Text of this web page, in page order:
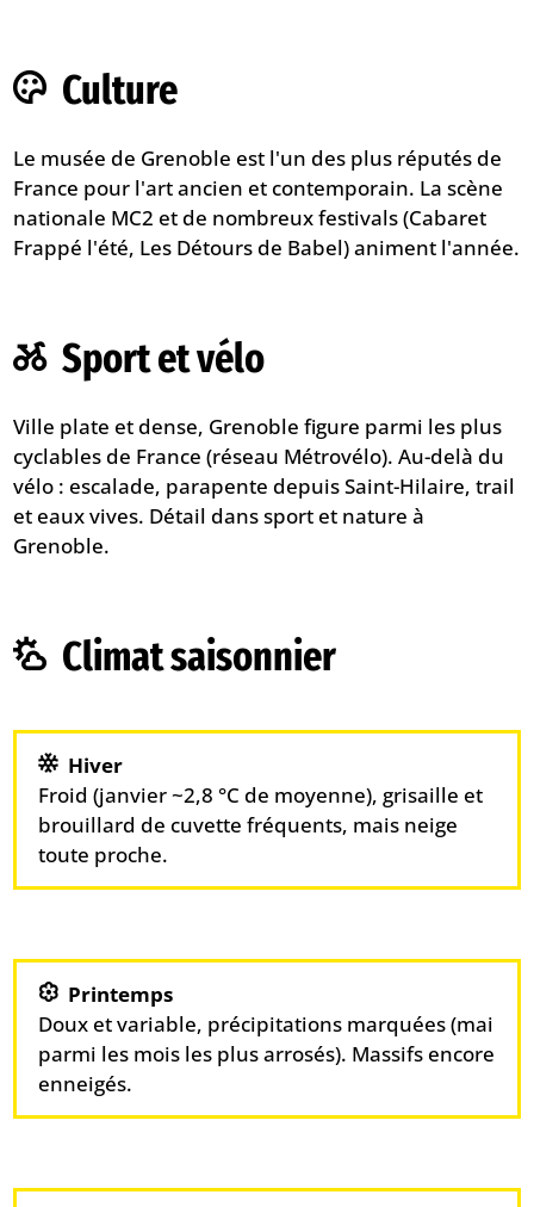
Culture
Le musée de Grenoble est l'un des plus réputés de
France pour l'art ancien et contemporain. La scène
nationale MC2 et de nombreux festivals (Cabaret
Frappé l'été, Les Détours de Babel) animent l'année.
Sport et vélo
Ville plate et dense, Grenoble figure parmi les plus
cyclables de France (réseau Métrovélo). Au-delà du
vélo : escalade, parapente depuis Saint-Hilaire, trail
et eaux vives. Détail danssport et nature à
Grenoble.
Climat saisonnier
Hiver
Froid (janvier ~2,8 °C de moyenne), grisaille et
brouillard de cuvette fréquents, mais neige
toute proche.
Printemps
Doux et variable, précipitations marquées (mai
parmi les mois les plus arrosés). Massifs encore
enneigés.